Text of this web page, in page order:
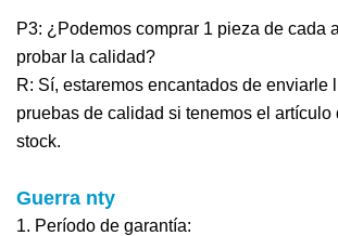
P3: ¿Podemos comprar 1 pieza de cada
probar la calidad?
R: Sí, estaremos encantados de enviarle
pruebas de calidad si tenemos el artículo
stock.
Guerra nty
1. Período de garantía: